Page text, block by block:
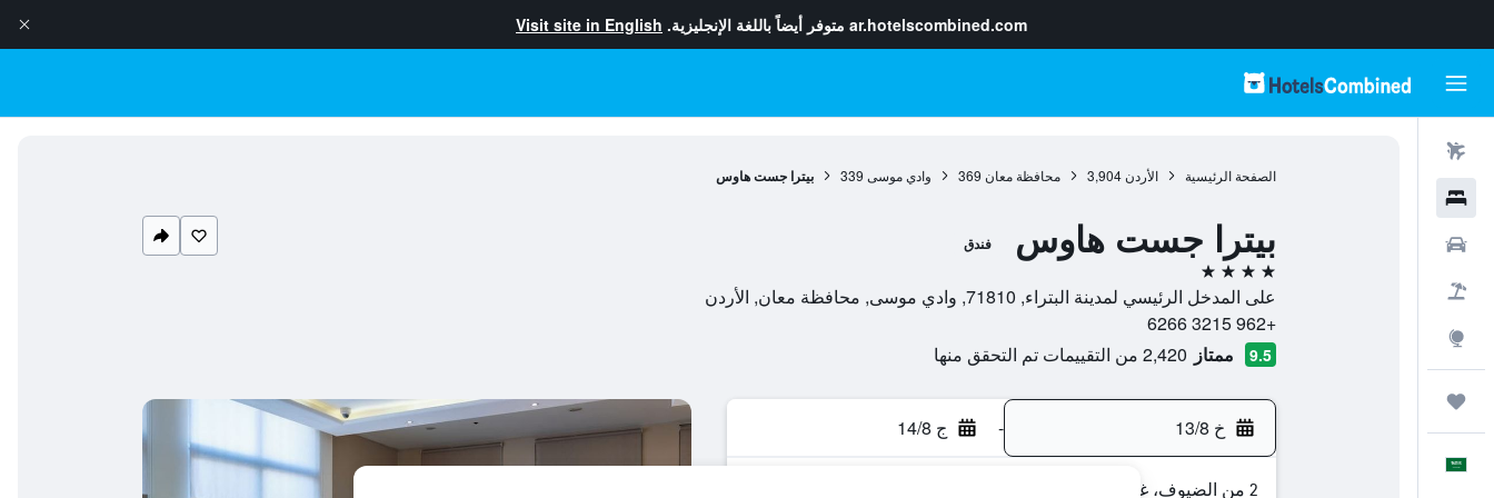
ar.hotelscombined.com متوفر أيضاً باللغة الإنجليزية. Visit site in English
الصفحة الرئيسية الأردن 3,904 محافظة معان 369 وادي موسى 339 بيترا جست هاوس
بيترا جست هاوس فندق
4 نجوم
على المدخل الرئيسي لمدينة البتراء, 71810, وادي موسى, محافظة معان, الأردن
+962 3215 6266
9.5 ممتاز 2,420 من التقييمات تم التحقق منها
خ 13/8 - ج 14/8
2 من الضيوف، غرفة واحدة